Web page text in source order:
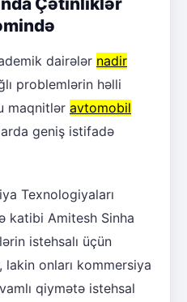
dairələr nadir
problemlərin həlli
maqnitlər avtomobil
geniş istifadə
Texnologiyaları
katibi Amitesh Sinha
istehsalı üçün
onları kommersiya
qiymətə istehsal